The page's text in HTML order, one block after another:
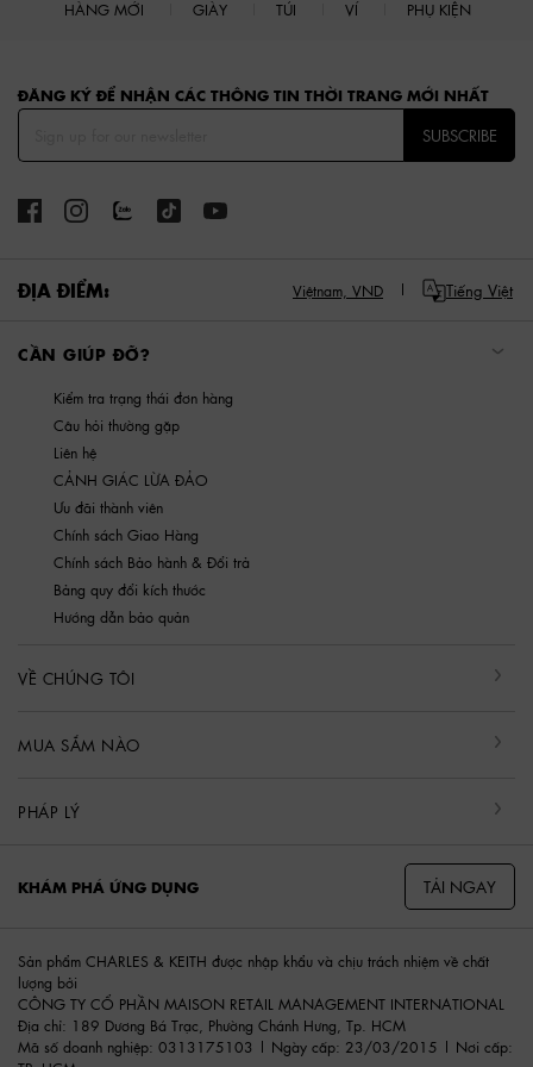
HÀNG MỚI GIÀY TÚI VÍ PHỤ KIỆN
ĐĂNG KÝ ĐỂ NHẬN CÁC THÔNG TIN THỜI TRANG MỚI NHẤT
SUBSCRIBE
ĐỊA ĐIỂM: Việtnam, VND Tiếng Việt
CẦN GIÚP ĐỠ?
Kiểm tra trạng thái đơn hàng
Câu hỏi thường gặp
Liên hệ
CẢNH GIÁC LỪA ĐẢO
Ưu đãi thành viên
Chính sách Giao Hàng
Chính sách Bảo hành & Đổi trả
Bảng quy đổi kích thước
Hướng dẫn bảo quản
VỀ CHÚNG TÔI
MUA SẮM NÀO
PHÁP LÝ
KHÁM PHÁ ỨNG DỤNG TẢI NGAY
Sản phẩm CHARLES & KEITH được nhập khẩu và chịu trách nhiệm về chất
lượng bởi
CÔNG TY CỔ PHẦN MAISON RETAIL MANAGEMENT INTERNATIONAL
Địa chỉ: 189 Dương Bá Trạc, Phường Chánh Hưng, Tp. HCM
Mã số doanh nghiệp: 0313175103 | Ngày cấp: 23/03/2015 | Nơi cấp: